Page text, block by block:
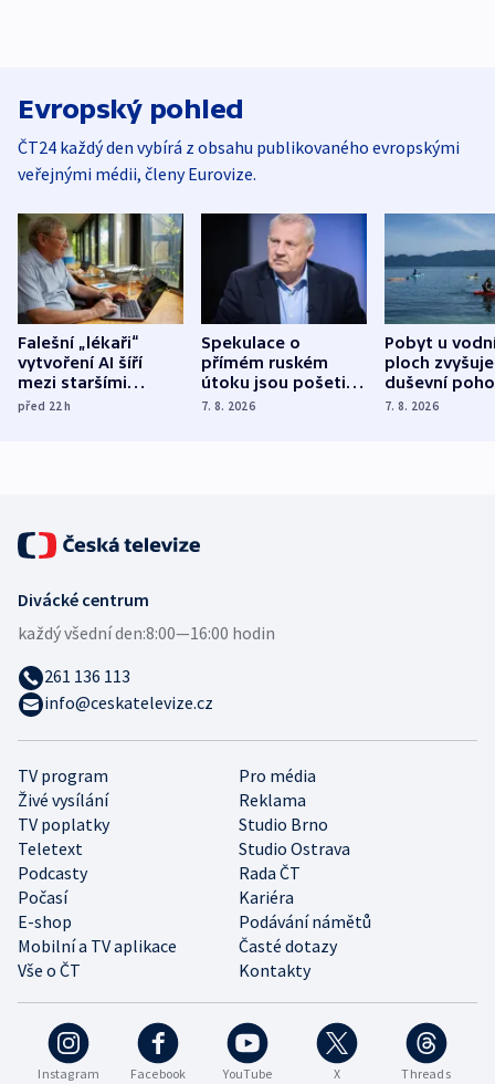
Evropský pohled
ČT24 každý den vybírá z obsahu publikovaného evropskými
veřejnými médii, členy Eurovize.
Falešní „lékaři“
vytvoření AI šíří
mezi staršími
Poláky nebezpečné
před 22h
Spekulace o
přímém ruském
útoku jsou pošetilé,
míní estonský
7. 8. 2026
Pobyt u
ploch zvyšuje
duševní
ukázala
7. 8. 2026
Instagram Facebook YouTube X Threads
TV program
Pro média
Živé vysílání
Reklama
TV poplatky
Studio Brno
Teletext
Studio Ostrava
Podcasty
Rada ČT
Počasí
Kariéra
E-shop
Podávání námětů
Mobilní a TV aplikace
Časté dotazy
Vše o ČT
Kontakty
Divácké centrum
každý všední den:8:00—16:00 hodin
261 136 113
info@ceskatelevize.cz